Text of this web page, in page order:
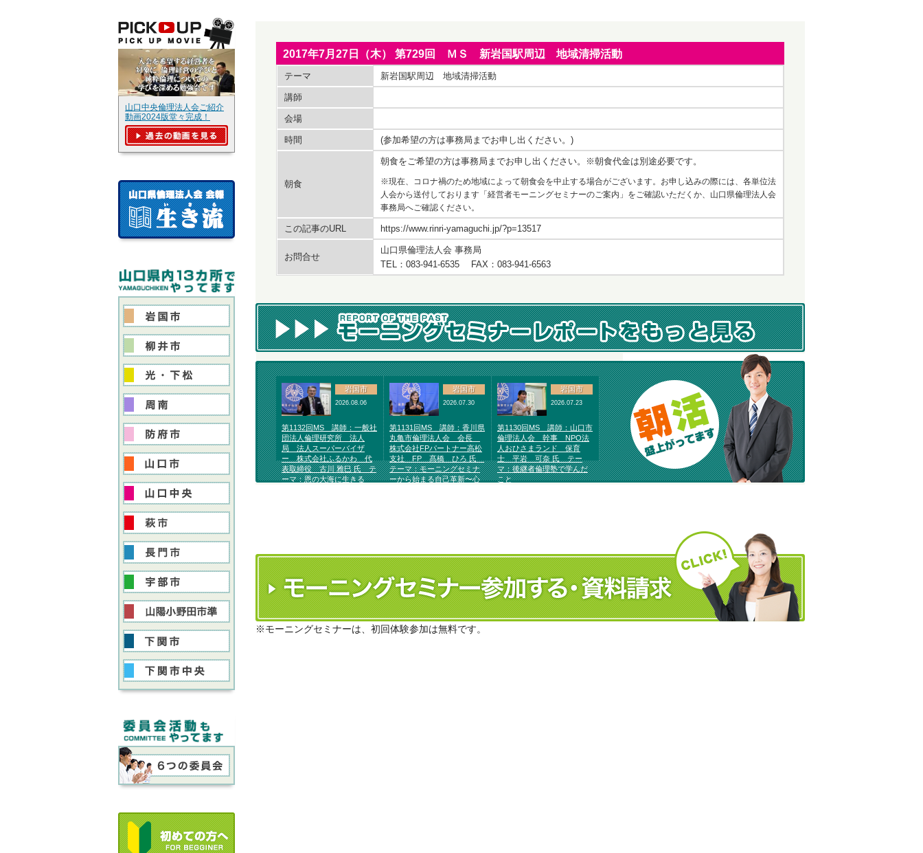
2017年7月27日（木） 第729回 ＭＳ 新岩国駅周辺 地域清掃活動
テーマ 新岩国駅周辺 地域清掃活動
講師
会場
時間 (参加希望の方は事務局までお申し出ください。)
朝食
朝食をご希望の方は事務局までお申し出ください。※朝食代金は別途必要です。
※現在、コロナ禍のため地域によって朝食会を中止する場合がございます。お申し込みの際には、各単位法
人会から送付しております「経営者モーニングセミナーのご案内」をご確認いただくか、山口県倫理法人会
事務局へご確認ください。
この記事のURL https://www.rinri-yamaguchi.jp/?p=13517
お問合せ
山口県倫理法人会 事務局
TEL：083-941-6535 FAX：083-941-6563
岩国市
2026.08.06
第1132回MS 講師：一般社
団法人倫理研究所 法人
局 法人スーパーバイザ
ー 株式会社ふるかわ 代
表取締役 古川 雅巳 氏 テ
ーマ：恩の大海に生きる
岩国市
2026.07.30
第1131回MS 講師：香川県
丸亀市倫理法人会 会長
株式会社FPパートナー高松
支社 FP 髙橋 ひろ 氏
テーマ：モーニングセミナ
ーから始まる自己革新〜心
岩国市
2026.07.23
第1130回MS 講師：山口市
倫理法人会 幹事 NPO法
人おひさまランド 保育
士 平岩 可奈 氏 テー
マ：後継者倫理塾で学んだ
こと
※モーニングセミナーは、初回体験参加は無料です。
山口中央倫理法人会ご紹介
動画2024版堂々完成！